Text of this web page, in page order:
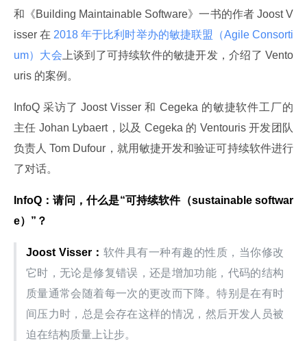
和《Building Maintainable Software》一书的作者 Joost V
isser 在 2018 年于比利时举办的敏捷联盟（Agile Consorti
um）大会 上谈到了可持续软件的敏捷开发，介绍了 Vento
uris 的案例。
InfoQ 采访了 Joost Visser 和 Cegeka 的敏捷软件工厂的
主任 Johan Lybaert，以及 Cegeka 的 Ventouris 开发团队
负责人 Tom Dufour，就用敏捷开发和验证可持续软件进行
了对话。
InfoQ：请问，什么是“可持续软件（sustainable softwar
e）”？
Joost Visser： 软件具有一种有趣的性质，当你修改
它时，无论是修复错误，还是增加功能，代码的结构
质量通常会随着每一次的更改而下降。特别是在有时
间压力时，总是会存在这样的情况，然后开发人员被
迫在结构质量上让步。